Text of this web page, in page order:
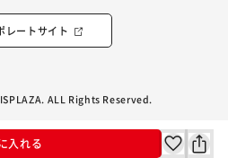
入れる
レートサイト
ALL Rights Reserved.